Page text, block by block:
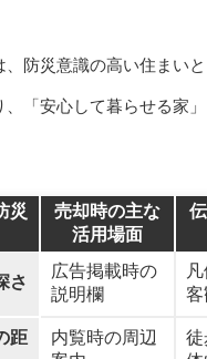
防災意識の高い住まい
、「安心して暮らせる家
災
売却時の主な
活用場面
さ
広告掲載時の
説明欄
客
距
内覧時の周辺
徒